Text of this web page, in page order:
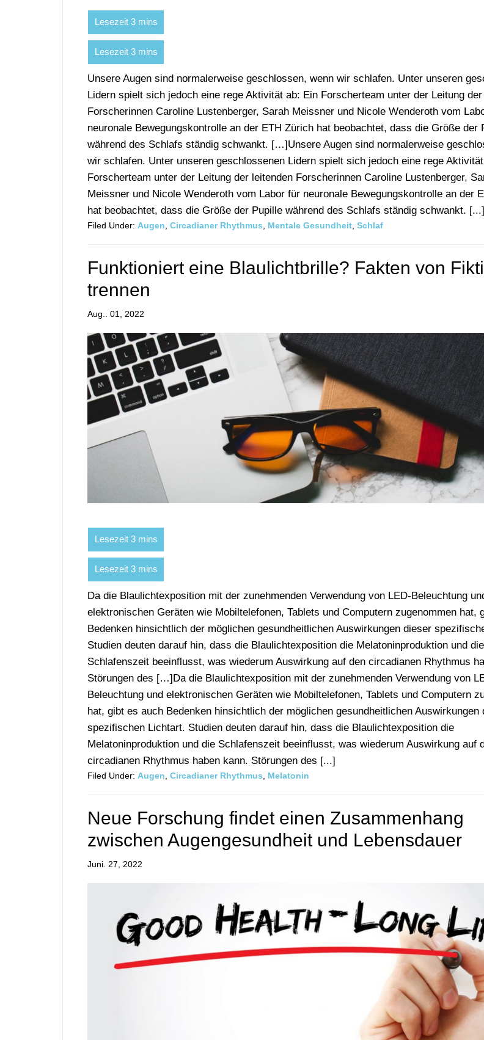
Unsere Augen sind normalerweise geschlossen, wenn wir schlafen. Unter unseren
Lidern spielt sich jedoch eine rege Aktivität ab: Ein Forscherteam unter der Leitung
Forscherinnen Caroline Lustenberger, Sarah Meissner und Nicole Wenderoth vom
neuronale Bewegungskontrolle an der ETH Zürich hat beobachtet, dass die Größe der
während des Schlafs ständig schwankt. […]Unsere Augen sind normalerweise
wir schlafen. Unter unseren geschlossenen Lidern spielt sich jedoch eine rege
Forscherteam unter der Leitung der leitenden Forscherinnen Caroline Lustenberger,
Meissner und Nicole Wenderoth vom Labor für neuronale Bewegungskontrolle an der
hat beobachtet, dass die Größe der Pupille während des Schlafs ständig schwankt. [...]
Filed Under: Augen Circadianer Rhythmus Mentale Gesundheit Schlaf
Funktioniert eine Blaulichtbrille? Fakten von
trennen
Aug.. 01, 2022
Da die Blaulichtexposition mit der zunehmenden Verwendung von LED-Beleuchtung
elektronischen Geräten wie Mobiltelefonen, Tablets und Computern zugenommen hat,
Bedenken hinsichtlich der möglichen gesundheitlichen Auswirkungen dieser
Studien deuten darauf hin, dass die Blaulichtexposition die Melatoninproduktion und die
Schlafenszeit beeinflusst, was wiederum Auswirkung auf den circadianen Rhythmus
Störungen des […]Da die Blaulichtexposition mit der zunehmenden Verwendung von
Beleuchtung und elektronischen Geräten wie Mobiltelefonen, Tablets und Computern
hat, gibt es auch Bedenken hinsichtlich der möglichen gesundheitlichen Auswirkungen
spezifischen Lichtart. Studien deuten darauf hin, dass die Blaulichtexposition die
Melatoninproduktion und die Schlafenszeit beeinflusst, was wiederum Auswirkung auf
circadianen Rhythmus haben kann. Störungen des [...]
Filed Under: Augen Circadianer Rhythmus Melatonin
Neue Forschung findet einen Zusammenhang
zwischen Augengesundheit und Lebensdauer
Juni. 27, 2022